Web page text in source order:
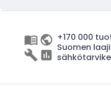
+170 000
Suomen